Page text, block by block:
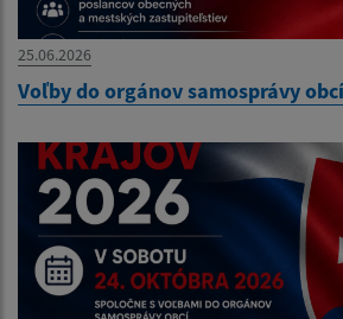
25.06.2026
Voľby do orgánov samosprávy